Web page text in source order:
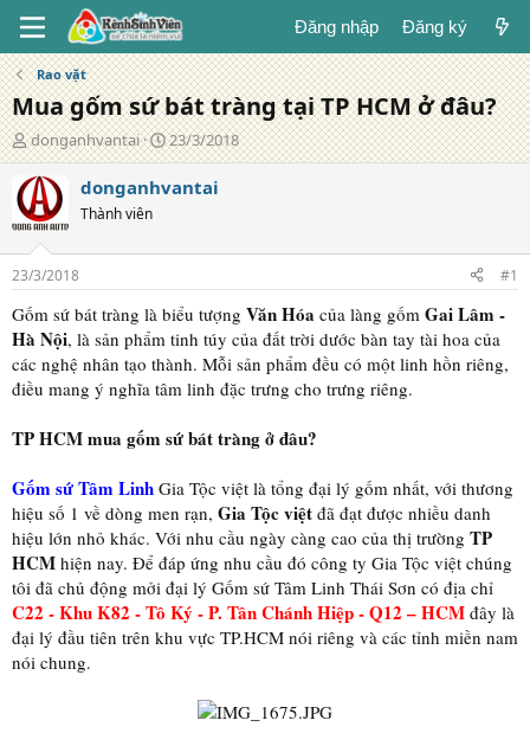
Đăng nhập Đăng ký
Rao vặt
Mua gốm sứ bát tràng tại TP HCM ở đâu?
T
á
c
g
i
ả
donganhvantai
N
g
à
g
23/3/2018
donganhvantai
Thành viên
23/3/2018 #1
Gốm sứ bát tràng là biểu tượng Văn Hóa của làng gốm Gai Lâm -
Hà Nội, là sản phẩm tinh túy của đất trời dước bàn tay tài hoa của
các nghệ nhân tạo thành. Mỗi sản phẩm đều có một linh hồn riêng,
điều mang ý nghĩa tâm linh đặc trưng cho trưng riêng.
TP HCM mua gốm sứ bát tràng ở đâu?
Gốm sứ Tâm Linh Gia Tộc việt là tổng đại lý gốm nhất, với thương
hiệu số 1 về dòng men rạn, Gia Tộc việt đã đạt được nhiều danh
hiệu lớn nhỏ khác. Với nhu cầu ngày càng cao của thị trường TP
HCM hiện nay. Để đáp ứng nhu cầu đó công ty Gia Tộc việt chúng
tôi đã chủ động mởi đại lý Gốm sứ Tâm Linh Thái Sơn có địa chỉ
C22 - Khu K82 - Tô Ký - P. Tân Chánh Hiệp - Q12 – HCM đây là
đại lý đầu tiên trên khu vực TP.HCM nói riêng và các tỉnh miền nam
nói chung.